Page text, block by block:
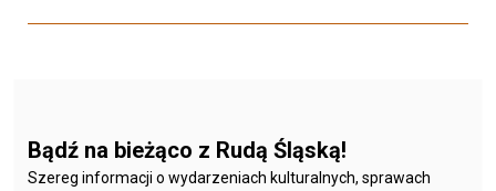
Bądź na bieżąco z Rudą Śląską!
Szereg informacji o wydarzeniach kulturalnych, sprawach